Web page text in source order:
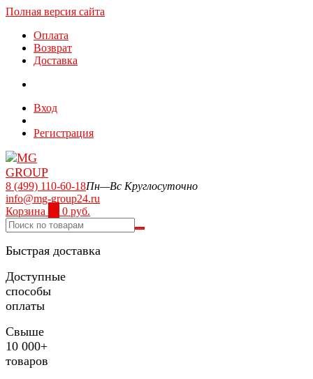
Полная версия сайта
Оплата
Возврат
Доставка
Вход
Регистрация
8 (499) 110-60-18Пн—Вс Круглосуточно
info@mg-group24.ru
Корзина
0 руб.
Быстрая доставка
Доступные
способы
оплаты
Свыше
10 000+
товаров